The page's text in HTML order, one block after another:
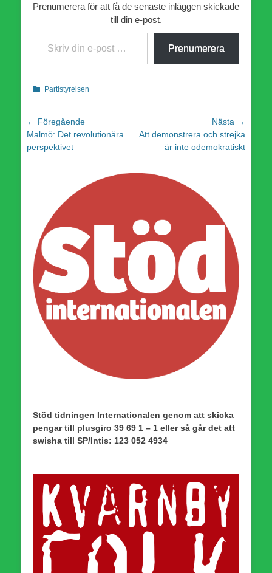
Prenumerera för att få de senaste inläggen skickade
till din e-post.
Skriv din e-post …
Prenumerera
Kategorier
Partistyrelsen
Inläggsnavigering
← Föregående
Föregående
inlägg:
Malmö: Det revolutionära
perspektivet
Nästa →
Nästa
Att demonstrera och strejka
är inte odemokratiskt
Stöd tidningen Internationalen genom att skicka
pengar till plusgiro 39 69 1 – 1 eller så går det att
swisha till SP/Intis: 123 052 4934